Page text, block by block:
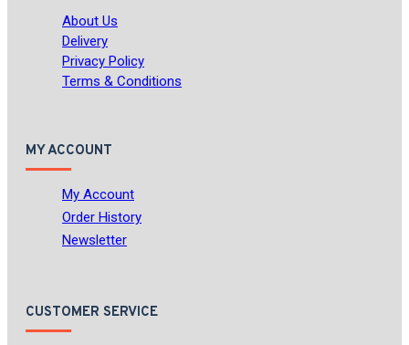
About Us
Delivery
Privacy Policy
Terms & Conditions
MY ACCOUNT
My Account
Order History
Newsletter
CUSTOMER SERVICE